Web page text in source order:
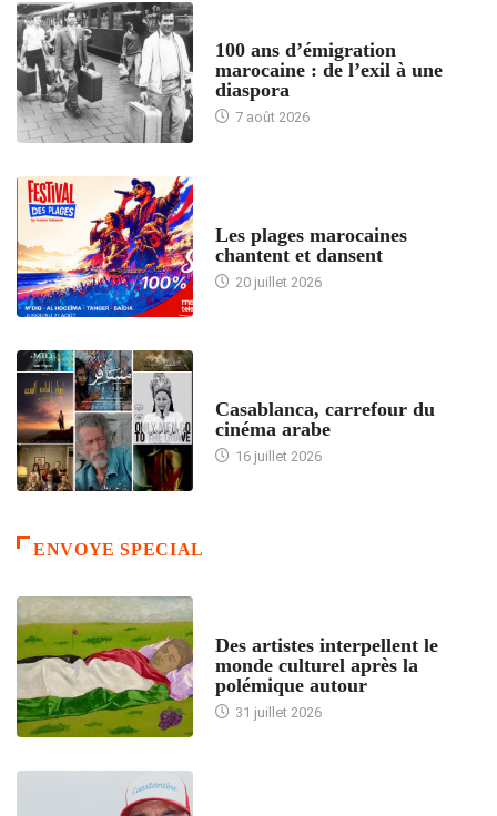
100 ans d’émigration
marocaine : de l’exil à une
diaspora
7 août 2026
Les plages marocaines
chantent et dansent
20 juillet 2026
Casablanca, carrefour du
cinéma arabe
16 juillet 2026
ENVOYE SPECIAL
Des artistes interpellent le
monde culturel après la
polémique autour
31 juillet 2026